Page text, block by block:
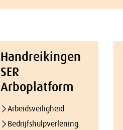
Handreikingen
SER
Arboplatform
Arbeidsveiligheid
Bedrijfshulpverlening